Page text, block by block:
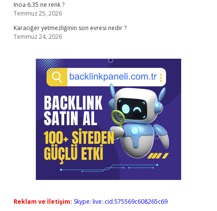
Inoa 6.35 ne renk ?
Temmuz 25, 2026
Karaciğer yetmezliğinin son evresi nedir ?
Temmuz 24, 2026
Reklam ve İletişim: Skype: live:.cid.575569c608265c69